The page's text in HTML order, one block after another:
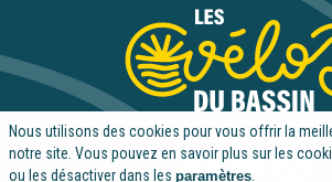
Nous utilisons des cookies pour vous offrir la
notre site. Vous pouvez en savoir plus sur les
ou les désactiver dans les paramètres